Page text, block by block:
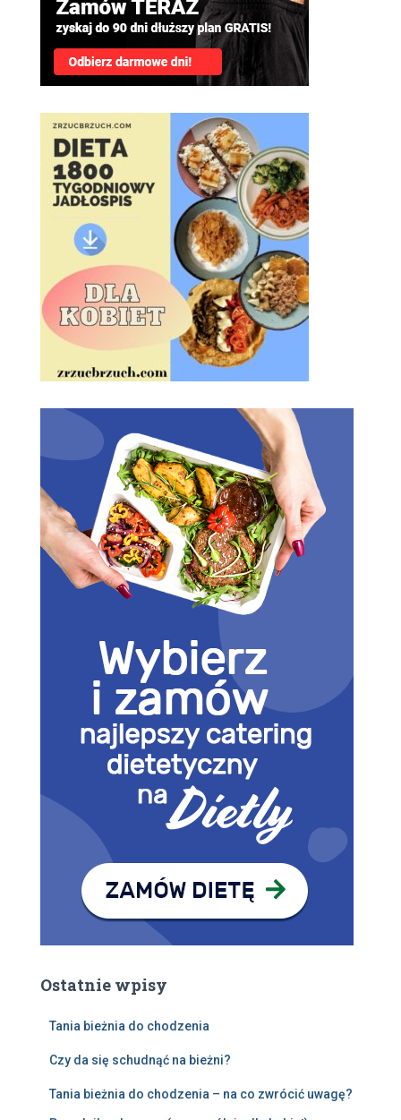
Ostatnie wpisy
Tania bieżnia do chodzenia
Czy da się schudnąć na bieżni?
Tania bieżnia do chodzenia – na co zwrócić uwagę?